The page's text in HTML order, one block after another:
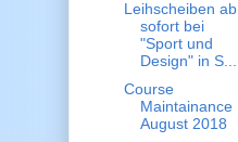
Leihscheiben ab
sofort bei
"Sport und
Design" in S...
Course
Maintainance
August 2018